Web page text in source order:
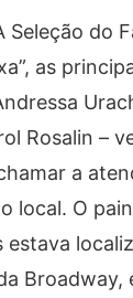
Seleção do
as
Rosalin –
a
local. O
estava
Broadway,